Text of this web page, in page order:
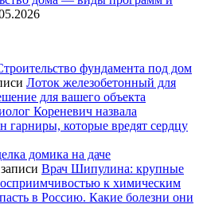
фундамента под дом
Лоток железобетонный для
для вашего объекта
Кореневич назвала
гарниры, которые вредят сердцу
домика на даче
Врач Шипулина: крупные
к химическим
в Россию. Какие болезни они